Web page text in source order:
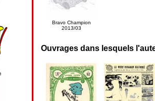
Bravo Champion
2013/03
Ouvrages dans lesquels